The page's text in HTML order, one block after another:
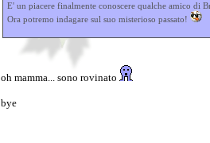
E' un piacere finalmente conoscere qualche amico di
Ora potremo indagare sul suo misterioso passato!
oh mamma... sono rovinato
bye